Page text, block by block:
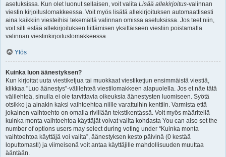
asetuksissa. Kun olet luonut sellaisen, voit valita Lisää allekirjoitus-valinnan
viestin kirjoituslomakkeessa. Voit myös lisätä allekirjoituksen automaattisesti
aina kaikkiin viesteihisi tekemällä valinnan omissa asetuksissa. Jos teet niin,
voit silti estää allekirjoituksen liittämisen yksittäiseen viestiin poistamalla
valinnan viestinkirjoituslomakkeessa.
Ylös
Kuinka luon äänestyksen?
Kun kirjoitat uuta viestiketjua tai muokkaat viestiketjun ensimmäistä viestiä,
klikkaa "Luo äänestys"-välilehteä viestilomakkeen alapuolella. Jos et näe tätä
välilehteä, sinulla ei ole tarvittavia oikeuksia äänestysten luomiseen. Syötä
otsikko ja ainakin kaksi vaihtoehtoa niille varattuihin kenttiin. Varmista että
jokainen vaihtoehto on omalla rivillään tekstikentässä. Voit myös määritellä
kuinka monta vaihtoehtoa käyttäjät voivat valita kohdasta You can also set the
number of options users may select during voting under “Kuinka monta
vaihtoehtoa käyttäjä voi valita”, äänestyksen kesto päivinä (0 kestää
loputtomasti) ja viimeisenä voit antaa käyttäjille mahdollisuuden muuttaa
ääntään.